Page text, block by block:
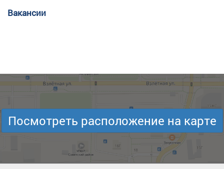
Вакансии
Посмотреть расположение на карте